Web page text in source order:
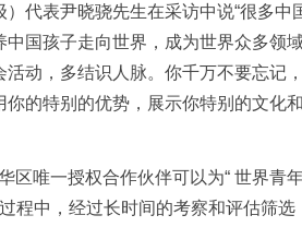
代表尹晓骁先生在采访中说“很多
国孩子走向世界，成为世界众多领
动，多结识人脉。你千万不要忘记
的特别的优势，展示你特别的文化
区唯一授权合作伙伴可以为“ 世界青
程中，经过长时间的考察和评估筛